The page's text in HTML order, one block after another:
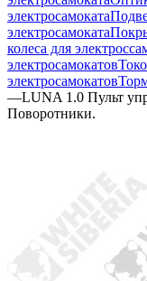
электросамоката
электросамоката
колеса для
электросамокатов
электросамокатов
—LUNA 1.0 Пульт
Поворотники.